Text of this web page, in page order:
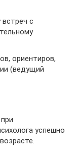
с
ориентиров,
(ведущий
успешно